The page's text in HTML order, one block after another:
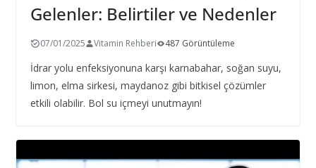
Gelenler: Belirtiler ve Nedenler
07/01/2025 Vitamin Rehberi 487 Görüntüleme
İdrar yolu enfeksiyonuna karşı karnabahar, soğan suyu,
limon, elma sirkesi, maydanoz gibi bitkisel çözümler
etkili olabilir. Bol su içmeyi unutmayın!